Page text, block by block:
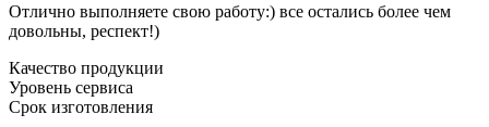
Отлично выполняете свою работу:) все остались более чем
довольны, респект!)
Качество продукции
Уровень сервиса
Срок изготовления